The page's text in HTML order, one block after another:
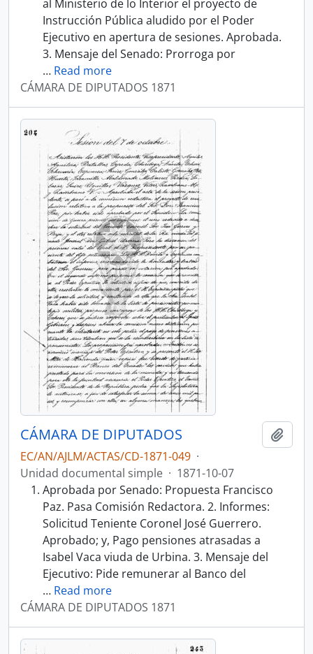
al Ministerio de lo Interior el proyecto de
Instrucción Pública aludido por el Poder
Ejecutivo en apertura de sesiones. Aprobada.
3. Mensaje del Senado: Prorroga por
… Read more
CÁMARA DE DIPUTADOS 1871
CÁMARA DE DIPUTADOS
EC/AN/AJLM/ACTAS/CD-1871-049 ·
Unidad documental simple · 1871-10-07
Aprobada por Senado: Propuesta Francisco
Paz. Pasa Comisión Redactora. 2. Informes:
Solicitud Teniente Coronel José Guerrero.
Aprobado; y, Pago pensiones atrasadas a
Isabel Vaca viuda de Urbina. 3. Mensaje del
Ejecutivo: Pide remunerar al Banco del
… Read more
CÁMARA DE DIPUTADOS 1871